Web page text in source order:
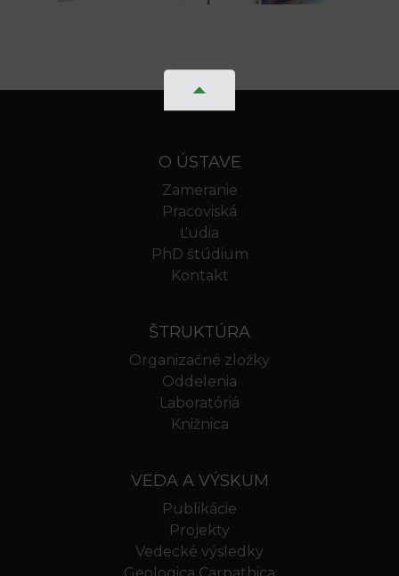
O ÚSTAVE
Zameranie
Pracoviská
Ľudia
PhD štúdium
Kontakt
ŠTRUKTÚRA
Organizačné zložky
Oddelenia
Laboratóriá
Knižnica
VEDA A VÝSKUM
Publikácie
Projekty
Vedecké výsledky